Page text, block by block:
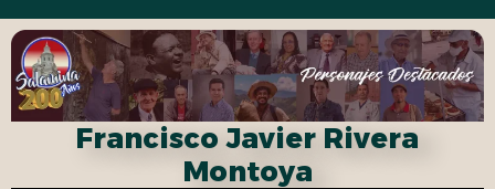
Francisco Javier Rivera
Montoya